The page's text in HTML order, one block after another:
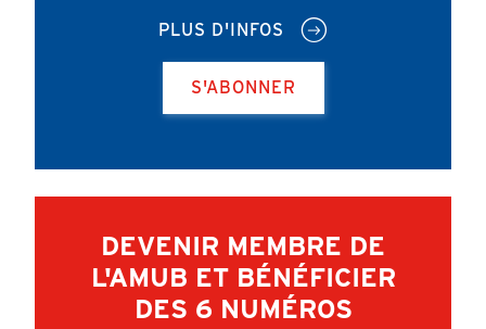
PLUS D'INFOS
S'ABONNER
DEVENIR MEMBRE DE
L'AMUB ET BÉNÉFICIER
DES 6 NUMÉROS